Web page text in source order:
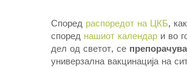
Според распоредот на ЦКБ,
според нашиот календар и во
дел од светот, се препорачува
универзална вакцинација на